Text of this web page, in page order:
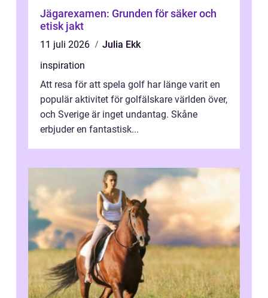
Jägarexamen: Grunden för säker och
etisk jakt
11 juli 2026
Julia Ekk
inspiration
Att resa för att spela golf har länge varit en
populär aktivitet för golfälskare världen över,
och Sverige är inget undantag. Skåne
erbjuder en fantastisk...